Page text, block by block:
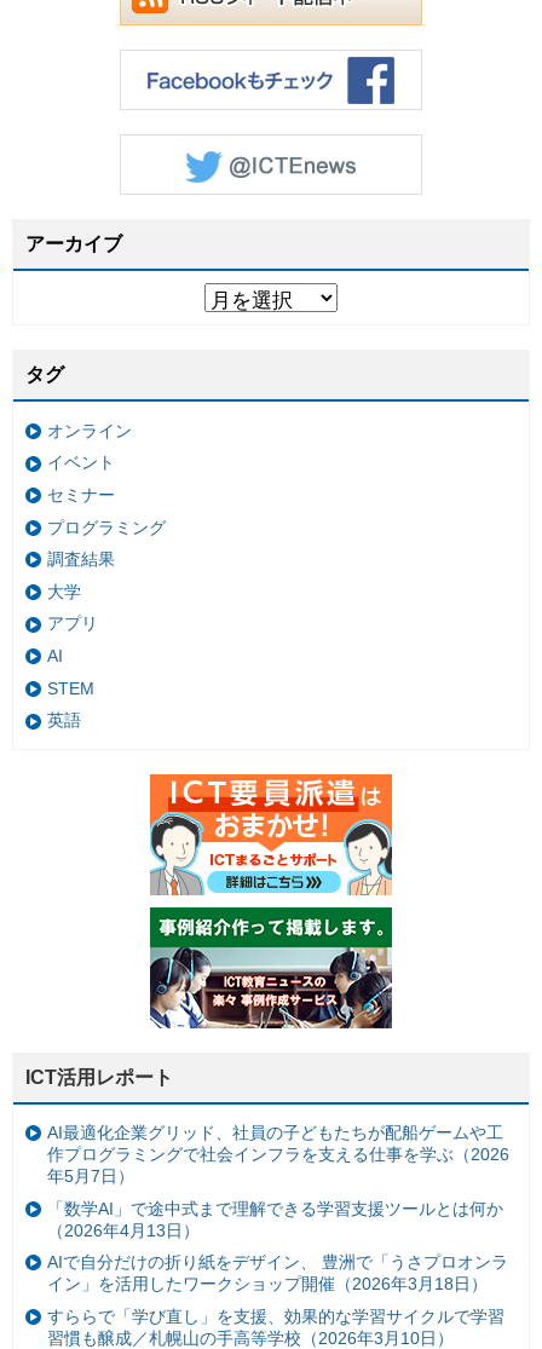
アーカイブ
タグ
オンライン
イベント
セミナー
プログラミング
調査結果
大学
アプリ
AI
STEM
英語
ICT活用レポート
AI最適化企業グリッド、社員の子どもたちが配船ゲームや工
作プログラミングで社会インフラを支える仕事を学ぶ（2026
年5月7日）
「数学AI」で途中式まで理解できる学習支援ツールとは何か
（2026年4月13日）
AIで自分だけの折り紙をデザイン、 豊洲で「うさプロオンラ
イン」を活用したワークショップ開催（2026年3月18日）
すららで「学び直し」を支援、効果的な学習サイクルで学習
習慣も醸成／札幌山の手高等学校（2026年3月10日）